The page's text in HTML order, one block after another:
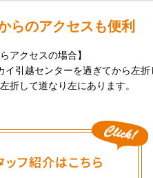
らのアクセスも便利
アクセスの場合】
イ引越センターを過ぎてから左
折して道なり左にあります。